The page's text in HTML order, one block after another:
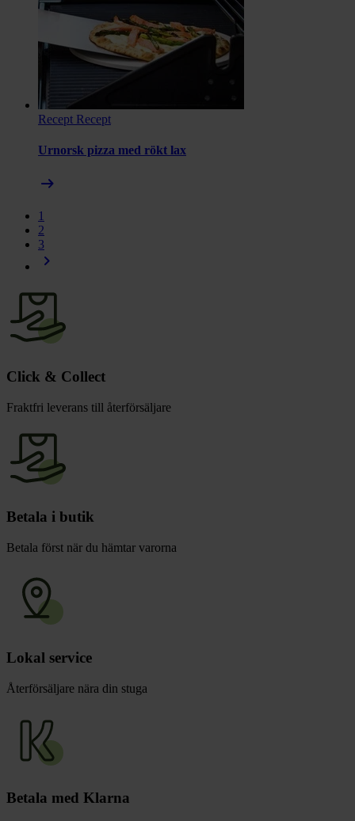
Recept Recept
Urnorsk pizza med rökt lax
arrow_right_alt
1
2
3
chevron_right
Click & Collect
Fraktfri leverans till återförsäljare
Betala i butik
Betala först när du hämtar varorna
Lokal service
Återförsäljare nära din stuga
Betala med Klarna